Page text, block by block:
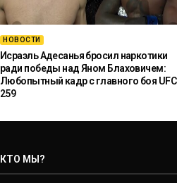
НОВОСТИ
Исраэль Адесанья бросил наркотики
ради победы над Яном Блаховичем:
Любопытный кадр с главного боя UFC
259
КТО МЫ?